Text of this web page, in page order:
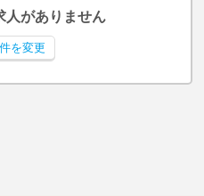
人がありません
を変更